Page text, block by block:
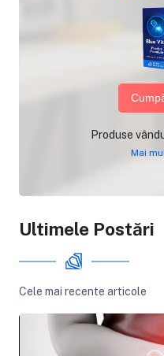
Produse
Mai
Ultimele Postări
Cele mai recente articole